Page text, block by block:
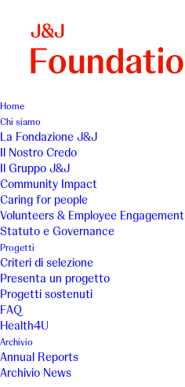
Home
Chi siamo
La Fondazione J&J
Il Nostro Credo
Il Gruppo J&J
Community Impact
Caring for people
Volunteers & Employee Engagement
Statuto e Governance
Progetti
Criteri di selezione
Presenta un progetto
Progetti sostenuti
FAQ
Health4U
Archivio
Annual Reports
Archivio News